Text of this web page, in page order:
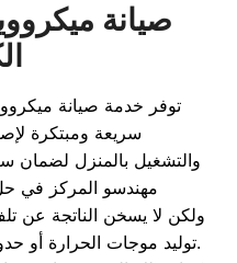
صيانة
توفر خدمة صيانة
سريعة ومبتكرة
والتشغيل بالمنزل لضمان
مهندسو المركز في
ولكن لا يسخن الناتجة عن
توليد موجات الحرارة أو حدوث خلل في مكثف الضغط العالي.